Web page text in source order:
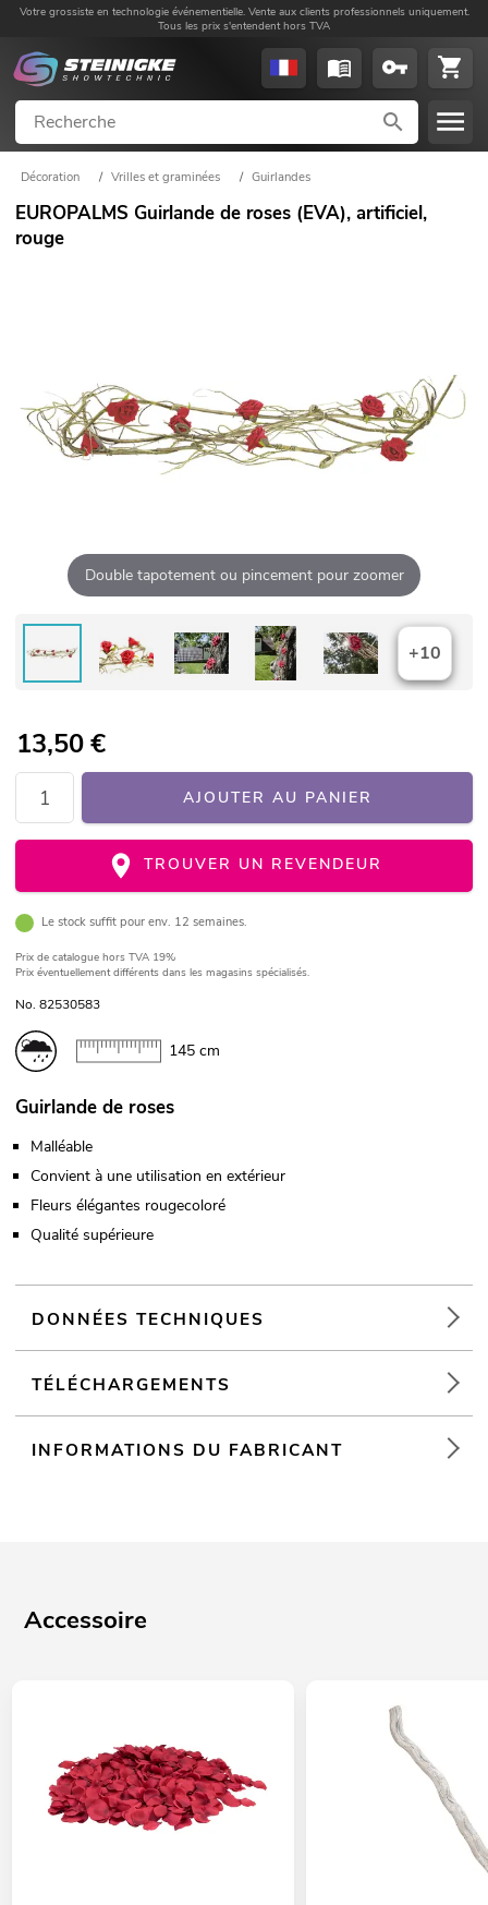
Votre grossiste en technologie événementielle. Vente aux clients professionnels uniquement.
Tous les prix s'entendent hors TVA
Décoration / Vrilles et graminées / Guirlandes
EUROPALMS Guirlande de roses (EVA), artificiel,
rouge
Double tapotement ou pincement pour zoomer
+10
13,50€
AJOUTER AU PANIER
TROUVER UN REVENDEUR
Le stock suffit pour env. 12 semaines.
Prix de catalogue hors TVA 19%
Prix éventuellement différents dans les magasins spécialisés.
No. 82530583
145 cm
Guirlande de roses
Malléable
Convient à une utilisation en extérieur
Fleurs élégantes rougecoloré
Qualité supérieure
DONNÉES TECHNIQUES
TÉLÉCHARGEMENTS
INFORMATIONS DU FABRICANT
Accessoire